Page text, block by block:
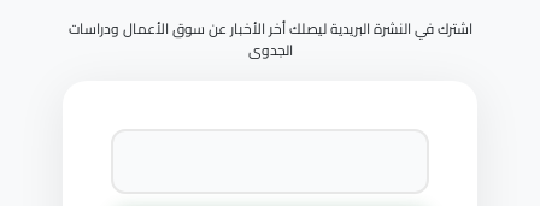
اشترك في النشرة البريدية ليصلك أخر الأخبار عن سوق الأعمال ودراسات
الجدوى